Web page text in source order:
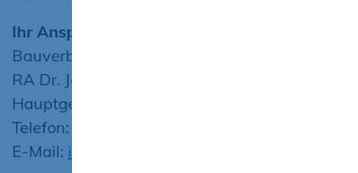
Ihr Ansprechpartner
Bauverband Mecklenburg-Vorpommern e. V.
RA Dr. Jörn-Christoph Jansen;
Hauptgeschäftsführer
Telefon: 0385 7418-0
E-Mail: info@bauverband-mv.de